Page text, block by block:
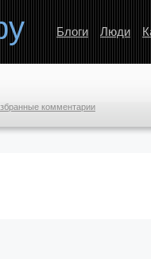
Блоги Люди
комментарии